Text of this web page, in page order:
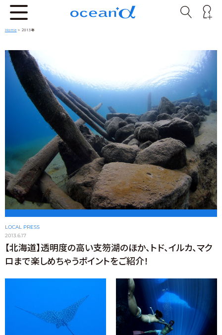
Home > 2013年
LOCAL PRESS
2013.6.17
【北海道】透明度の高い支笏湖のほか、トド、イルカ、マク
ロまで楽しめちゃうポイントをご紹介！